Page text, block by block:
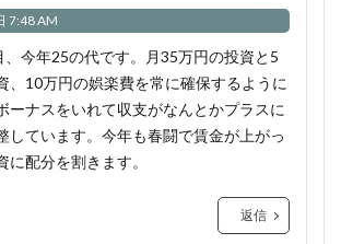
7:48 AM
、今年25の代です。月35万円の投資と5
、10万円の娯楽費を常に確保するように
ーナスをいれて収支がなんとかプラスに
しています。今年も春闘で賃金が上がっ
に配分を割きます。
返信